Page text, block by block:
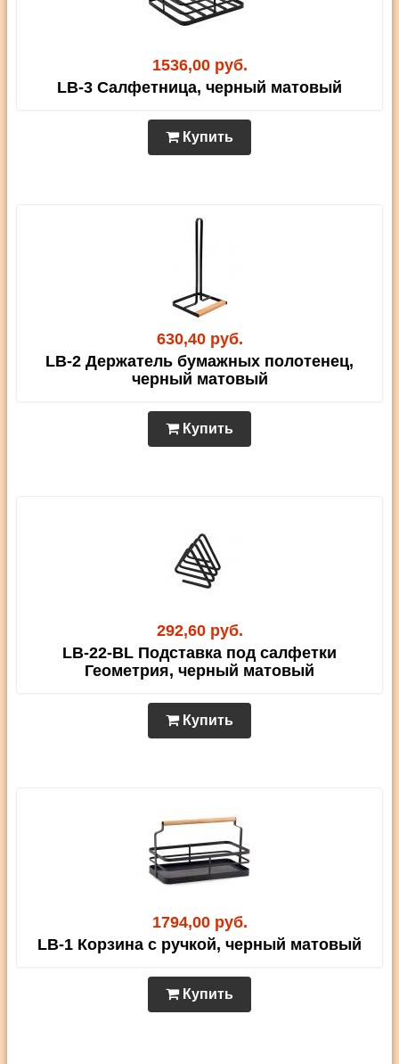
1536,00 руб.
LB-3 Салфетница, черный матовый
Купить
630,40 руб.
LB-2 Держатель бумажных полотенец,
черный матовый
Купить
292,60 руб.
LB-22-BL Подставка под салфетки
Геометрия, черный матовый
Купить
1794,00 руб.
LB-1 Корзина c ручкой, черный матовый
Купить